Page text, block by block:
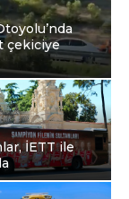
çekiciye
İETT ile